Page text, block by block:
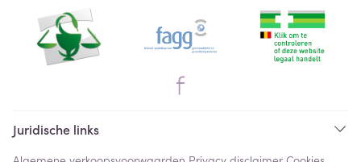
Juridische links